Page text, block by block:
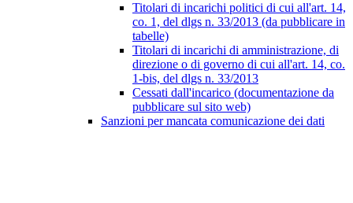
Titolari di incarichi politici di cui all'art. 14,
co. 1, del dlgs n. 33/2013 (da pubblicare in
tabelle)
Titolari di incarichi di amministrazione, di
direzione o di governo di cui all'art. 14, co.
1-bis, del dlgs n. 33/2013
Cessati dall'incarico (documentazione da
pubblicare sul sito web)
Sanzioni per mancata comunicazione dei dati